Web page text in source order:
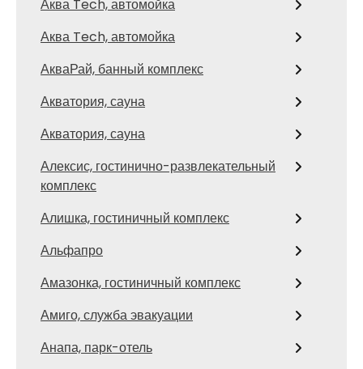
Аква Tech, автомойка
Аква Tech, автомойка
АкваРай, банный комплекс
Акватория, сауна
Акватория, сауна
Алексис, гостинично-развлекательный
комплекс
Алишка, гостиничный комплекс
Альфапро
Амазонка, гостиничный комплекс
Амиго, служба эвакуации
Анапа, парк-отель